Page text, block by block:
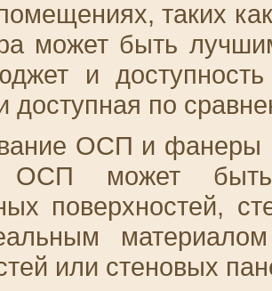
таких
может быть
и
доступная по
ОСП и фанеры
ОСП может быть
поверхностей,
или стеновых